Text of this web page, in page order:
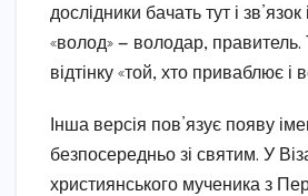
дослідники бачать тут і
«волод» — володар, правитель.
відтінку «той, хто приваблює і
Інша версія пов’язує появу
безпосередньо зі святим. У
християнського мученика з